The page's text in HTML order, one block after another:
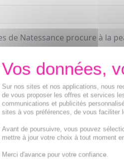
de Natessance procure à la
Sur nos sites et nos applications, nous
de vous proposer les offres et services
communications et publicités
sites à vos préférences, de vous faciliter
Avant de poursuivre, vous pouvez
mettre à jour votre choix à tout moment
Merci d'avance pour votre confiance.